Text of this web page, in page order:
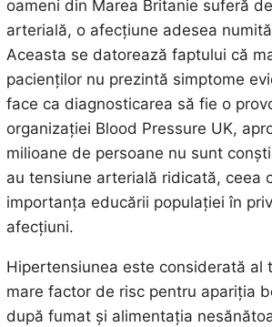
oameni din Marea Britanie suferă
arterială, o afecțiune adesea numită
Aceasta se datorează faptului că
pacienților nu prezintă simptome
face ca diagnosticarea să fie o
organizației Blood Pressure UK,
milioane de persoane nu sunt
au tensiune arterială ridicată, ceea
importanța educării populației în
afecțiuni.
Hipertensiunea este considerată al
mare factor de risc pentru apariția
după fumat și alimentația